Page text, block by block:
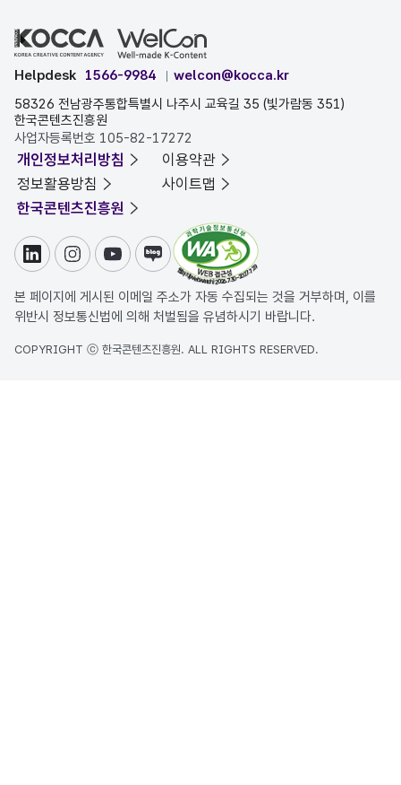
Helpdesk 1566-9984
welcon@kocca.kr
58326 전남광주통합특별시 나주시 교육길 35 (빛가람동 351)
한국콘텐츠진흥원
사업자등록번호 105-82-17272
개인정보처리방침
이용약관
정보활용방침
사이트맵
한국콘텐츠진흥원
링크드인인스타그램
유튜브블로그
본 페이지에 게시된 이메일 주소가 자동 수집되는 것을 거부하며, 이를
위반시 정보통신법에 의해 처벌됨을 유념하시기 바랍니다.
COPYRIGHT ⓒ 한국콘텐츠진흥원. ALL RIGHTS RESERVED.